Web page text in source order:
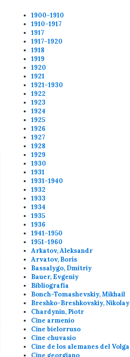
1900-1910
1910-1917
1917
1917-1920
1918
1919
1920
1921
1921-1930
1922
1923
1924
1925
1926
1927
1928
1929
1930
1931
1931-1940
1932
1933
1934
1935
1936
1941-1950
1951-1960
Arkatov, Aleksandr
Arvatov, Borís
Bassalygo, Dmitriy
Bauer, Evgeniy
Bibliografía
Bonch-Tomashevskiy, Mikhail
Breshko-Breshkovskiy, Nikolay
Chardynin, Piotr
Cine armenio
Cine bielorruso
Cine chuvasio
Cine de los alemanes del Volga